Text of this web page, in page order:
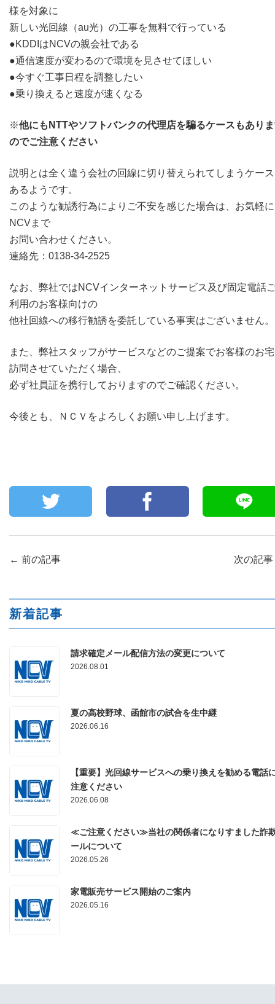
様を対象に
新しい光回線（au光）の工事を無料で行っている
●KDDIはNCVの親会社である
●通信速度が変わるので環境を見させてほしい
●今すぐ工事日程を調整したい
●乗り換えると速度が速くなる
※他にもNTTやソフトバンクの代理店を騙るケースもあり
のでご注意ください
説明とは全く違う会社の回線に切り替えられてしまうケー
あるようです。
このような勧誘行為によりご不安を感じた場合は、お気軽に
NCVまで
お問い合わせください。
連絡先：0138-34-2525
なお、弊社ではNCVインターネットサービス及び固定電話
利用のお客様向けの
他社回線への移行勧誘を委託している事実はございません。
また、弊社スタッフがサービスなどのご提案でお客様のお
訪問させていただく場合、
必ず社員証を携行しておりますのでご確認ください。
今後とも、ＮＣＶをよろしくお願い申し上げます。
← 前の記事 次の記事
新着記事
請求確定メール配信方法の変更について
2026.08.01
夏の高校野球、函館市の試合を生中継
2026.06.16
【重要】光回線サービスへの乗り換えを勧める電話
注意ください
2026.06.08
≪ご注意ください≫当社の関係者になりすました詐
ールについて
2026.05.26
家電販売サービス開始のご案内
2026.05.16